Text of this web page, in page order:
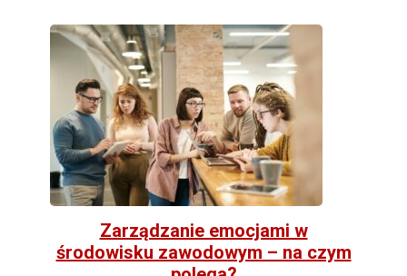
Zarządzanie emocjami w
środowisku zawodowym – na czym